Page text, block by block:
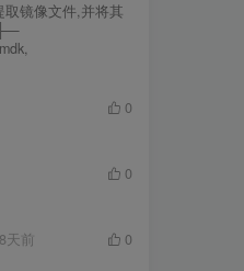
取镜像文件,并将其
0
0
天前
0